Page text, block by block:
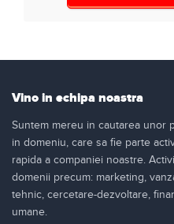
Vino in echipa noastra
Suntem mereu in cautarea unor
in domeniu, care sa fie parte
rapida a companiei noastre.
domenii precum: marketing,
tehnic, cercetare-dezvoltare,
umane.